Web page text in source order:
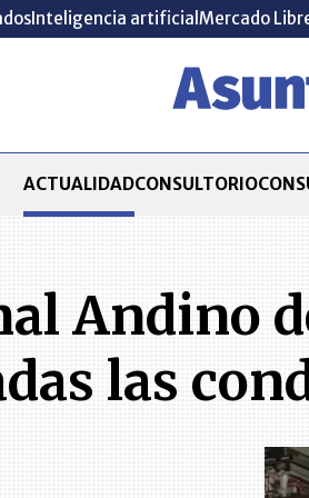
Inteligencia artificial Mercado
ACTUALIDADCONSULTORIO
Andino
las